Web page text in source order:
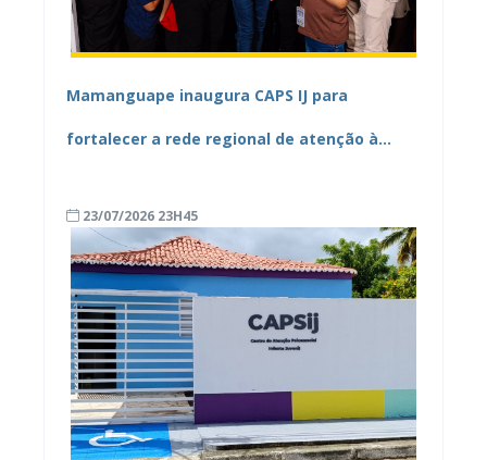
Mamanguape inaugura CAPS IJ para
fortalecer a rede regional de atenção à
23/07/2026 23H45